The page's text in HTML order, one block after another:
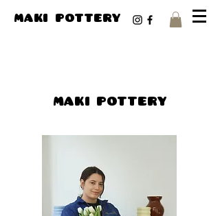
maki pottery
MAKI POTTERY